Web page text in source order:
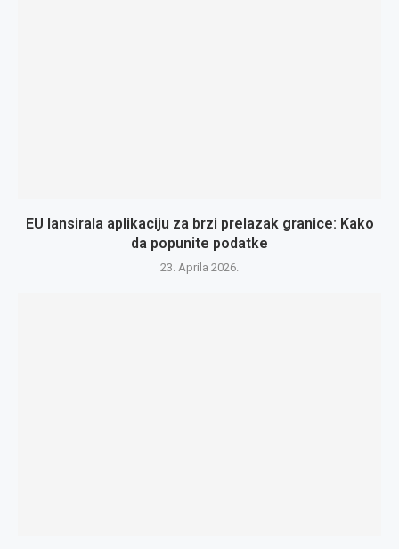
EU lansirala aplikaciju za brzi prelazak granice: Kako
da popunite podatke
23. Aprila 2026.